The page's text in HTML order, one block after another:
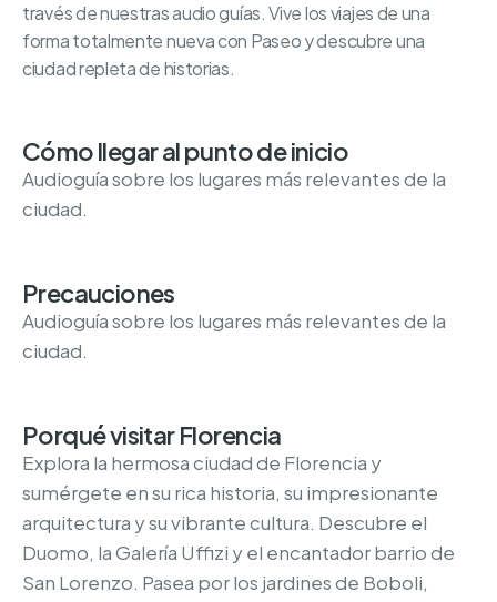
través de nuestras audio guías. Vive los viajes de una
forma totalmente nueva con Paseo y descubre una
ciudad repleta de historias.
Cómo llegar al punto de inicio
Audioguía sobre los lugares más relevantes de la
ciudad.
Precauciones
Audioguía sobre los lugares más relevantes de la
ciudad.
Porqué visitar Florencia
Explora la hermosa ciudad de Florencia y
sumérgete en su rica historia, su impresionante
arquitectura y su vibrante cultura. Descubre el
Duomo, la Galería Uffizi y el encantador barrio de
San Lorenzo. Pasea por los jardines de Boboli,